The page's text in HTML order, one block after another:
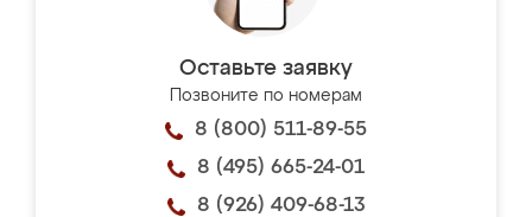
Оставьте заявку
Позвоните по номерам
8 (800) 511-89-55
8 (495) 665-24-01
8 (926) 409-68-13